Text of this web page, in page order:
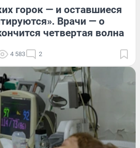
горок — и оставшиеся
Врачи — о
четвертая волна
4 583 2